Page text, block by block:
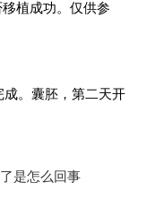
植成功。仅供参
。囊胚，第二天开
是怎么回事